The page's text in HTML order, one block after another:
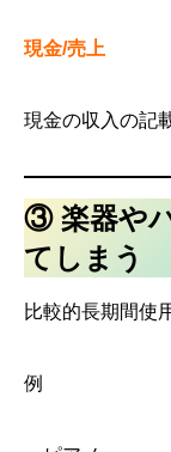
現金/売上
現金の収入の記
③ 楽器や
てしまう
比較的長期間使
例